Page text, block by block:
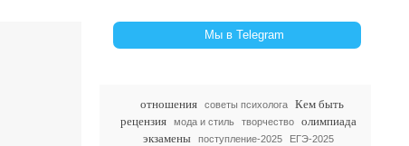
Мы в Telegram
отношения советы психолога
Кем быть
рецензия
мода и стиль творчество
олимпиада
экзамены
поступление-2025 ЕГЭ-2025